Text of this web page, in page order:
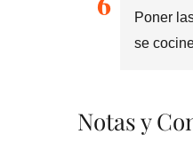
Poner
se
Notas y